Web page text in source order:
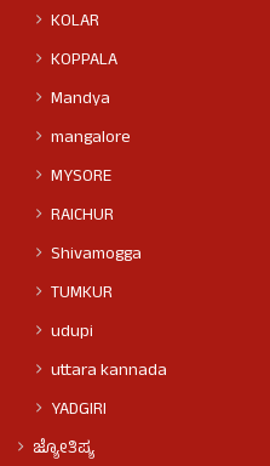
KOLAR
KOPPALA
Mandya
mangalore
MYSORE
RAICHUR
Shivamogga
TUMKUR
udupi
uttara kannada
YADGIRI
ಜ್ಯೋತಿಷ್ಯ